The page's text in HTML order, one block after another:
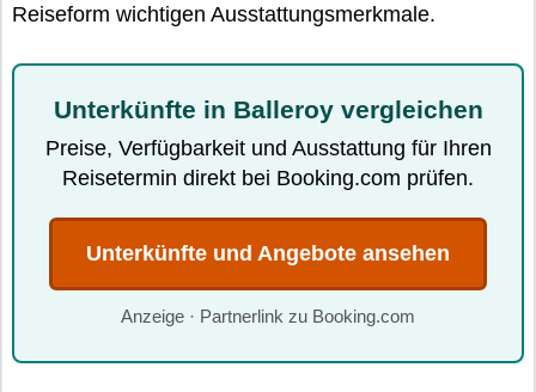
Reiseform wichtigen Ausstattungsmerkmale.
Unterkünfte in Balleroy vergleichen
Preise, Verfügbarkeit und Ausstattung für Ihren
Reisetermin direkt bei Booking.com prüfen.
Unterkünfte und Angebote ansehen
Anzeige · Partnerlink zu Booking.com